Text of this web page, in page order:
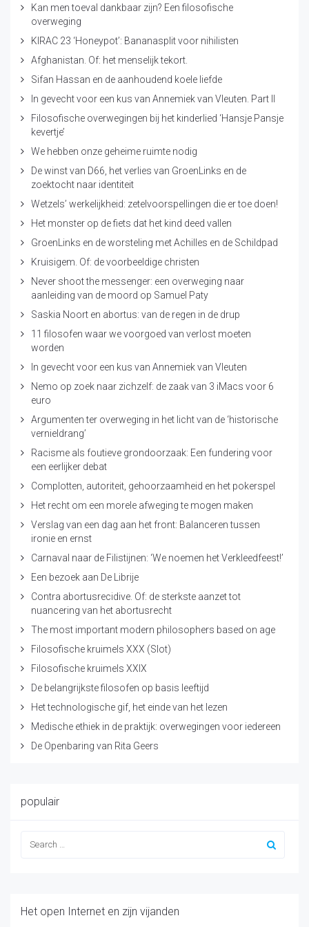
Kan men toeval dankbaar zijn? Een filosofische
overweging
KIRAC 23 ‘Honeypot’: Bananasplit voor nihilisten
Afghanistan. Of: het menselijk tekort.
Sifan Hassan en de aanhoudend koele liefde
In gevecht voor een kus van Annemiek van Vleuten. Part II
Filosofische overwegingen bij het kinderlied ‘Hansje Pansje
kevertje’
We hebben onze geheime ruimte nodig
De winst van D66, het verlies van GroenLinks en de
zoektocht naar identiteit
Wetzels’ werkelijkheid: zetelvoorspellingen die er toe doen!
Het monster op de fiets dat het kind deed vallen
GroenLinks en de worsteling met Achilles en de Schildpad
Kruisigem. Of: de voorbeeldige christen
Never shoot the messenger: een overweging naar
aanleiding van de moord op Samuel Paty
Saskia Noort en abortus: van de regen in de drup
11 filosofen waar we voorgoed van verlost moeten
worden
In gevecht voor een kus van Annemiek van Vleuten
Nemo op zoek naar zichzelf: de zaak van 3 iMacs voor 6
euro
Argumenten ter overweging in het licht van de ‘historische
vernieldrang’
Racisme als foutieve grondoorzaak: Een fundering voor
een eerlijker debat
Complotten, autoriteit, gehoorzaamheid en het pokerspel
Het recht om een morele afweging te mogen maken
Verslag van een dag aan het front: Balanceren tussen
ironie en ernst
Carnaval naar de Filistijnen: ‘We noemen het Verkleedfeest!’
Een bezoek aan De Librije
Contra abortusrecidive. Of: de sterkste aanzet tot
nuancering van het abortusrecht
The most important modern philosophers based on age
Filosofische kruimels XXX (Slot)
Filosofische kruimels XXIX
De belangrijkste filosofen op basis leeftijd
Het technologische gif, het einde van het lezen
Medische ethiek in de praktijk: overwegingen voor iedereen
De Openbaring van Rita Geers
populair
Het open Internet en zijn vijanden